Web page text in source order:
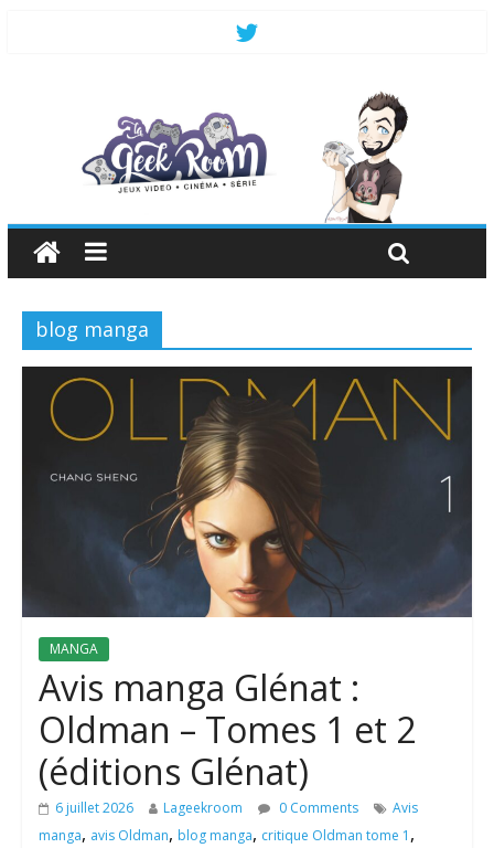
blog manga
MANGA
Avis manga Glénat :
Oldman – Tomes 1 et 2
(éditions Glénat)
6 juillet 2026 Lageekroom 0 Comments
Avis
manga, avis Oldman, blog manga, critique Oldman tome 1 ,